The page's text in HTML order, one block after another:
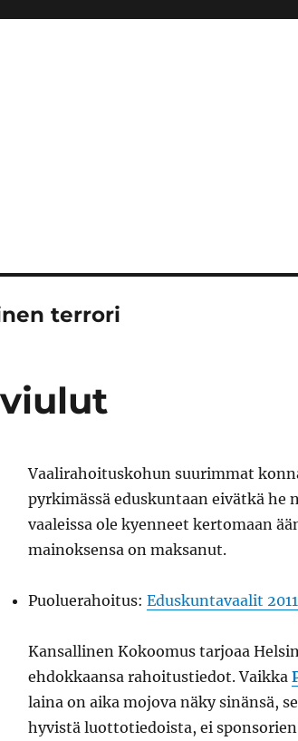
terrori
Vaalirahoituskohun suurimmat
pyrkimässä eduskuntaan eivätkä he
vaaleissa ole kyenneet kertomaan
mainoksensa on maksanut.
Puoluerahoitus: Eduskuntavaalit 2011
Kansallinen Kokoomus tarjoaa
ehdokkaansa rahoitustiedot. Vaikka
laina on aika mojova näky sinänsä,
hyvistä luottotiedoista, ei sponsorien